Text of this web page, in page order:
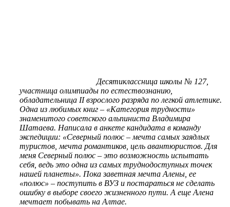
Десятиклассница школы № 127,
участница олимпиады по естествознанию,
обладательница II взрослого разряда по легкой атлетике.
Одна из любимых книг – «Категория трудности»
знаменитого советского альпиниста Владимира
Шатаева. Написала в анкете кандидата в команду
экспедиции: «Северный полюс – мечта самых заядлых
туристов, мечта романтиков, цель авантюристов. Для
меня Северный полюс – это возможность испытать
себя, ведь это одна из самых труднодоступных точек
нашей планеты». Пока заветная мечта Алены, ее
«полюс» – поступить в ВУЗ и постараться не сделать
ошибку в выборе своего жизненного пути. А еще Алена
мечтает побывать на Алтае.